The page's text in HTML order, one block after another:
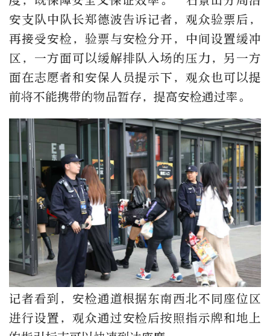
安支队中队长郑德波告诉记者，观众验票后，
再接受安检，验票与安检分开，中间设置缓冲
区，一方面可以缓解排队入场的压力，另一方
面在志愿者和安保人员提示下，观众也可以提
前将不能携带的物品暂存，提高安检通过率。
记者看到，安检通道根据东南西北不同座位区
进行设置，观众通过安检后按照指示牌和地上